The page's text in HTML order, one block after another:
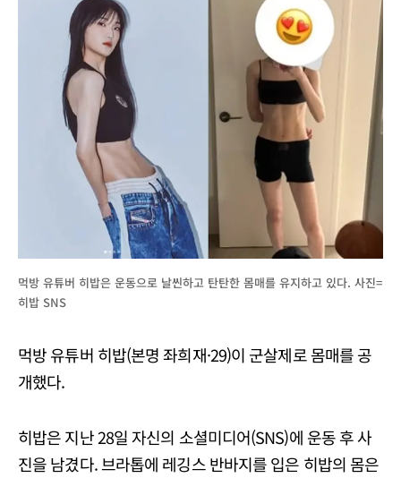
먹방 유튜버 히밥은 운동으로 날씬하고 탄탄한 몸매를 유지하고 있다. 사진=
히밥 SNS
먹방 유튜버 히밥(본명 좌희재·29)이 군살제로 몸매를 공
개했다.
히밥은 지난 28일 자신의 소셜미디어(SNS)에 운동 후 사
진을 남겼다. 브라톱에 레깅스 반바지를 입은 히밥의 몸은